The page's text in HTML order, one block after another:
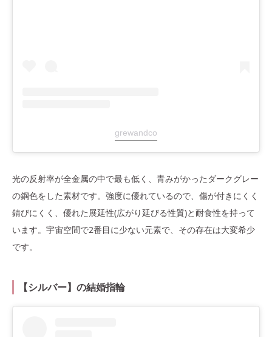
grewandco
光の反射率が全金属の中で最も低く、青みがかったダークグレー
の鋼色をした素材です。強度に優れているので、傷が付きにくく
錆びにくく、優れた展延性(広がり延びる性質)と耐食性を持って
います。宇宙空間で2番目に少ない元素で、その存在は大変希少
です。
【シルバー】の結婚指輪